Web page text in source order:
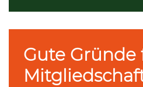
Gute Gründe